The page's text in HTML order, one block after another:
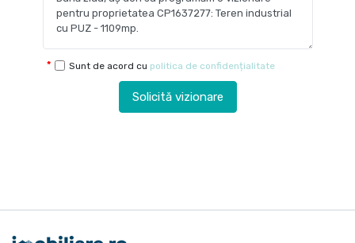
Sunt de acord cu politica de confidențialitate
Solicită vizionare